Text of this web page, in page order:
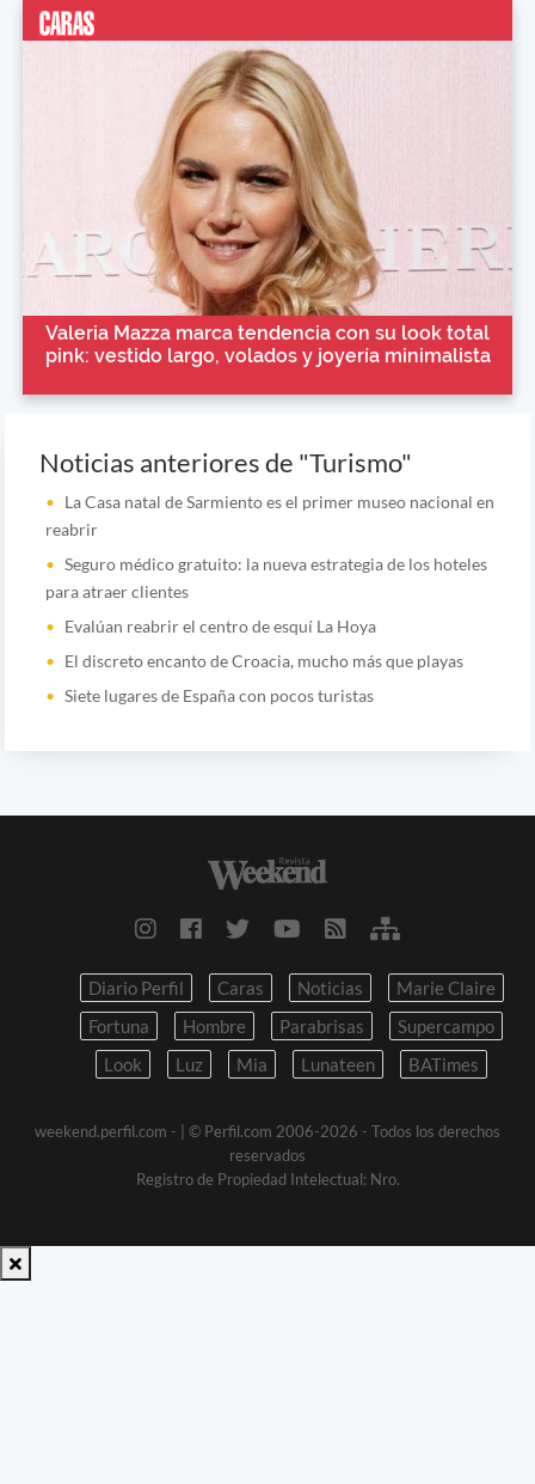
Valeria Mazza marca tendencia con su look total
pink: vestido largo, volados y joyería minimalista
Noticias anteriores de "Turismo"
La Casa natal de Sarmiento es el primer museo nacional en
reabrir
Seguro médico gratuito: la nueva estrategia de los hoteles
para atraer clientes
Evalúan reabrir el centro de esquí La Hoya
El discreto encanto de Croacia, mucho más que playas
Siete lugares de España con pocos turistas
Diario Perfil Caras Noticias
Marie Claire
Fortuna
Hombre Parabrisas
Supercampo
Look
Luz Mia Lunateen BATimes
weekend.perfil.com -
| © Perfil.com 2006-2026 - Todos los derechos
reservados
Registro de Propiedad Intelectual: Nro.